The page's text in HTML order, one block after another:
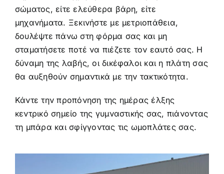
σώματος, είτε ελεύθερα βάρη, είτε
μηχανήματα. Ξεκινήστε με μετριοπάθεια,
δουλέψτε πάνω στη φόρμα σας και μη
σταματήσετε ποτέ να πιέζετε τον εαυτό σας. Η
δύναμη της λαβής, οι δικέφαλοι και η πλάτη σας
θα αυξηθούν σημαντικά με την τακτικότητα.
Κάντε την προπόνηση της ημέρας έλξης
κεντρικό σημείο της γυμναστικής σας, πιάνοντας
τη μπάρα και σφίγγοντας τις ωμοπλάτες σας.